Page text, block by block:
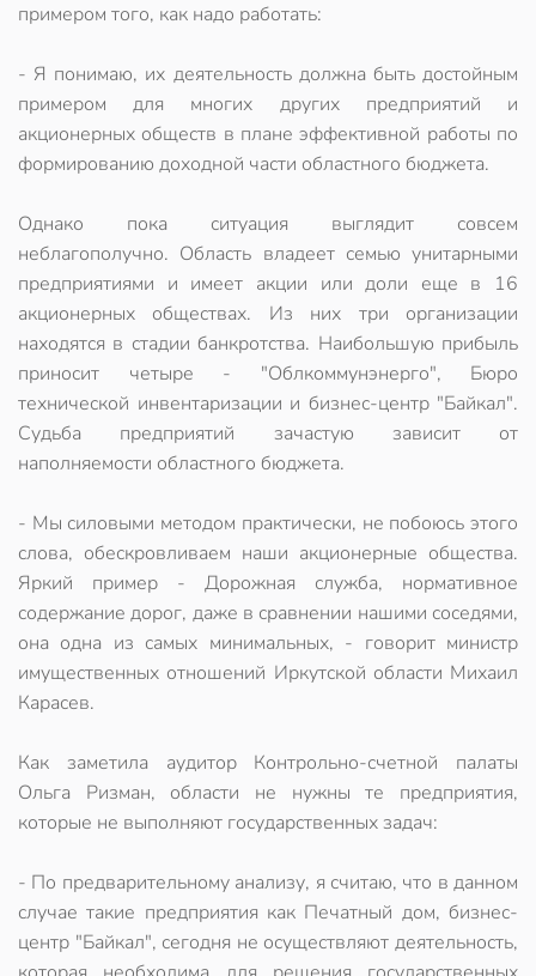
примером того, как надо работать:
- Я понимаю, их деятельность должна быть достойным
примером для многих других предприятий и
акционерных обществ в плане эффективной работы по
формированию доходной части областного бюджета.
Однако пока ситуация выглядит совсем
неблагополучно. Область владеет семью унитарными
предприятиями и имеет акции или доли еще в 16
акционерных обществах. Из них три организации
находятся в стадии банкротства. Наибольшую прибыль
приносит четыре - "Облкоммунэнерго", Бюро
технической инвентаризации и бизнес-центр "Байкал".
Судьба предприятий зачастую зависит от
наполняемости областного бюджета.
- Мы силовыми методом практически, не побоюсь этого
слова, обескровливаем наши акционерные общества.
Яркий пример - Дорожная служба, нормативное
содержание дорог, даже в сравнении нашими соседями,
она одна из самых минимальных, - говорит министр
имущественных отношений Иркутской области Михаил
Карасев.
Как заметила аудитор Контрольно-счетной палаты
Ольга Ризман, области не нужны те предприятия,
которые не выполняют государственных задач:
- По предварительному анализу, я считаю, что в данном
случае такие предприятия как Печатный дом, бизнес-
центр "Байкал", сегодня не осуществляют деятельность,